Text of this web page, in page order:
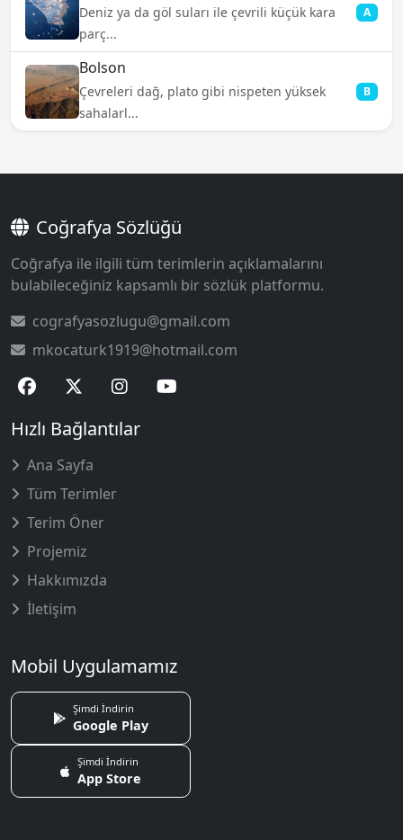
Deniz ya da göl suları ile çevrili küçük kara
parç...
A
Bolson
Çevreleri dağ, plato gibi nispeten yüksek
sahalarl...
B
Coğrafya Sözlüğü
Coğrafya ile ilgili tüm terimlerin açıklamalarını
bulabileceğiniz kapsamlı bir sözlük platformu.
cografyasozlugu@gmail.com
mkocaturk1919@hotmail.com
Hızlı Bağlantılar
Ana Sayfa
Tüm Terimler
Terim Öner
Projemiz
Hakkımızda
İletişim
Mobil Uygulamamız
Şimdi İndirin
Google Play
Şimdi İndirin
App Store